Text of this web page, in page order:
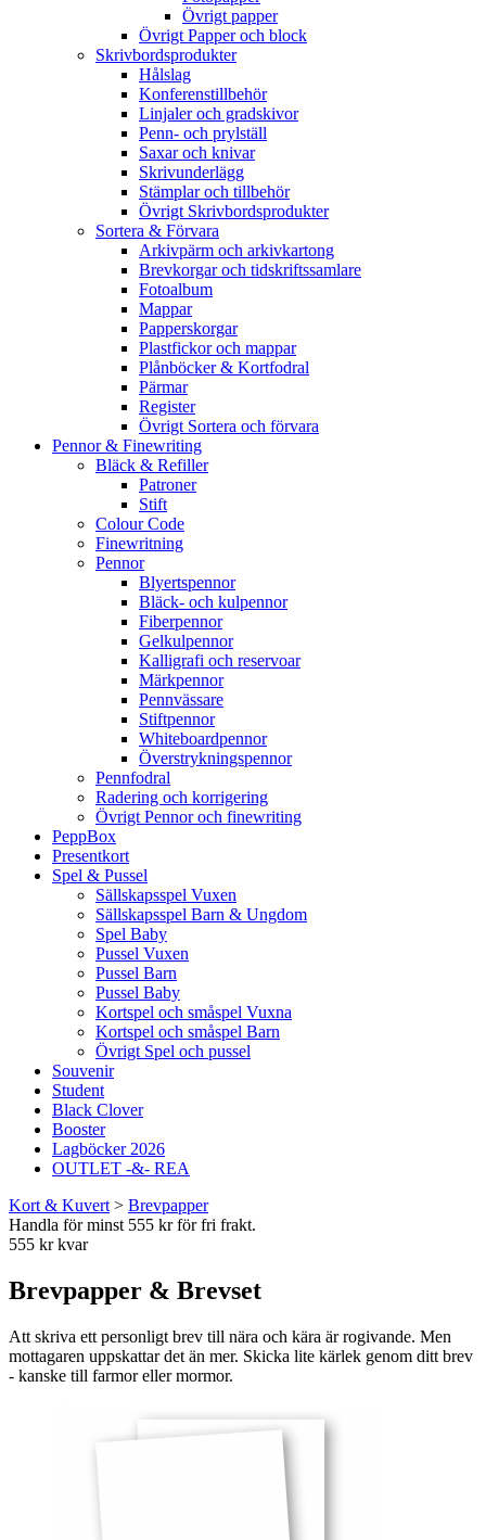
Övrigt papper
Övrigt Papper och block
Skrivbordsprodukter
Hålslag
Konferenstillbehör
Linjaler och gradskivor
Penn- och prylställ
Saxar och knivar
Skrivunderlägg
Stämplar och tillbehör
Övrigt Skrivbordsprodukter
Sortera & Förvara
Arkivpärm och arkivkartong
Brevkorgar och tidskriftssamlare
Fotoalbum
Mappar
Papperskorgar
Plastfickor och mappar
Plånböcker & Kortfodral
Pärmar
Register
Övrigt Sortera och förvara
Pennor & Finewriting
Bläck & Refiller
Patroner
Stift
Colour Code
Finewritning
Pennor
Blyertspennor
Bläck- och kulpennor
Fiberpennor
Gelkulpennor
Kalligrafi och reservoar
Märkpennor
Pennvässare
Stiftpennor
Whiteboardpennor
Överstrykningspennor
Pennfodral
Radering och korrigering
Övrigt Pennor och finewriting
PeppBox
Presentkort
Spel & Pussel
Sällskapsspel Vuxen
Sällskapsspel Barn & Ungdom
Spel Baby
Pussel Vuxen
Pussel Barn
Pussel Baby
Kortspel och småspel Vuxna
Kortspel och småspel Barn
Övrigt Spel och pussel
Souvenir
Student
Black Clover
Booster
Lagböcker 2026
OUTLET -&- REA
Kort & Kuvert > Brevpapper
Handla för minst 555 kr för fri frakt.
555 kr kvar
Brevpapper & Brevset
Att skriva ett personligt brev till nära och kära är rogivande. Men
mottagaren uppskattar det än mer. Skicka lite kärlek genom ditt brev
- kanske till farmor eller mormor.